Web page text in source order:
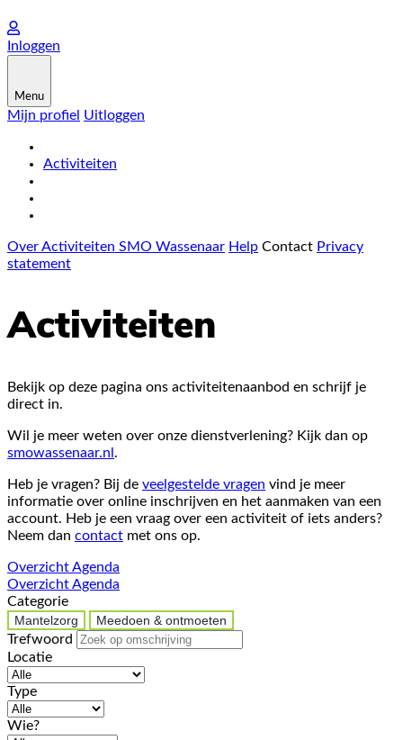
Inloggen
Menu
Mijn profiel Uitloggen
Activiteiten
Over Activiteiten SMO Wassenaar Help Contact Privacy
statement
Activiteiten
Bekijk op deze pagina ons activiteitenaanbod en schrijf je
direct in.
Wil je meer weten over onze dienstverlening? Kijk dan op
smowassenaar.nl .
Heb je vragen? Bij de veelgestelde vragen vind je meer
informatie over online inschrijven en het aanmaken van een
account. Heb je een vraag over een activiteit of iets anders?
Neem dan contact met ons op.
OverzichtAgenda
OverzichtAgenda
Categorie
Mantelzorg
Meedoen & ontmoeten
Trefwoord
Locatie
Type
Wie?